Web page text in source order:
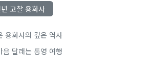
고찰 용화사
용화사의 깊은 역사
음 달래는 통영 여행